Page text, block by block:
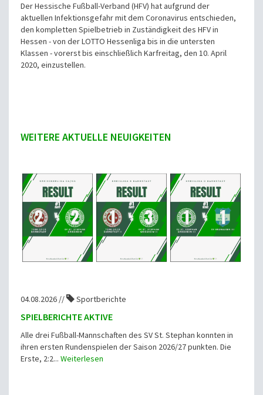
Der Hessische Fußball-Verband (HFV) hat aufgrund der
aktuellen Infektionsgefahr mit dem Coronavirus entschieden,
den kompletten Spielbetrieb in Zuständigkeit des HFV in
Hessen - von der LOTTO Hessenliga bis in die untersten
Klassen - vorerst bis einschließlich Karfreitag, den 10. April
2020, einzustellen.
WEITERE AKTUELLE NEUIGKEITEN
04.08.2026 // Sportberichte
SPIELBERICHTE AKTIVE
Alle drei Fußball-Mannschaften des SV St. Stephan konnten in
ihren ersten Rundenspielen der Saison 2026/27 punkten. Die
Erste, 2:2... Weiterlesen